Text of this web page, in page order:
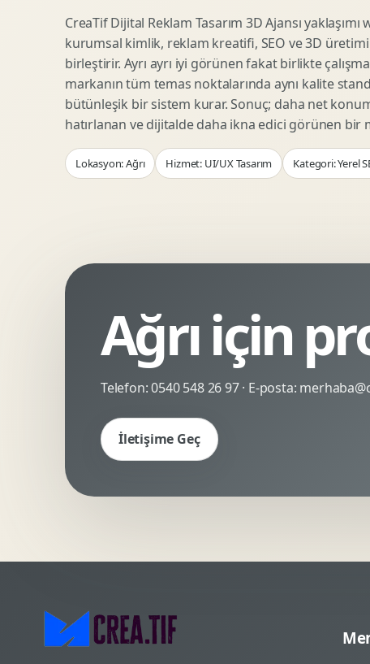
Sepet Odeme UX
Pazaryeri Marka Magazasi
Eticaret SEO Altyapisi
App Landing Page
Form Optimizasyonu
Sales Page Tasarimi
Mikro Animasyon Tasarimi
Urun Tanitim Animasyonu
Interaktif Kampanya
CreaTif Dijital Reklam Tasarım 3D Ajansı yaklaşımı
kurumsal kimlik, reklam kreatifi, SEO ve 3D
birleştirir. Ayrı ayrı iyi görünen fakat birlikte
markanın tüm temas noktalarında aynı kalite
bütünleşik bir sistem kurar. Sonuç; daha net
hatırlanan ve dijitalde daha ikna edici görünen bir
Lokasyon: Ağrı Hizmet: UI/UX Tasarım Kategori: Yerel
Ağrı için
Telefon:0540 548 26 97· E-posta:
İletişime Geç